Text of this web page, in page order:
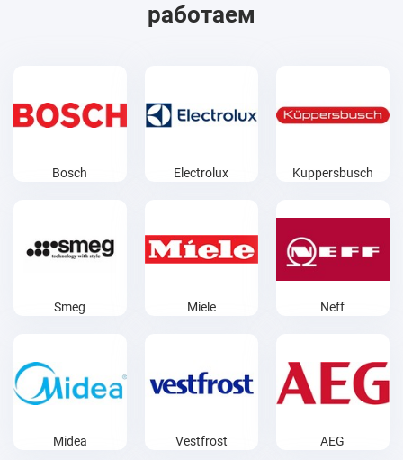
работаем
Bosch Electrolux Kuppersbusch
Smeg Miele Neff
Midea Vestfrost AEG